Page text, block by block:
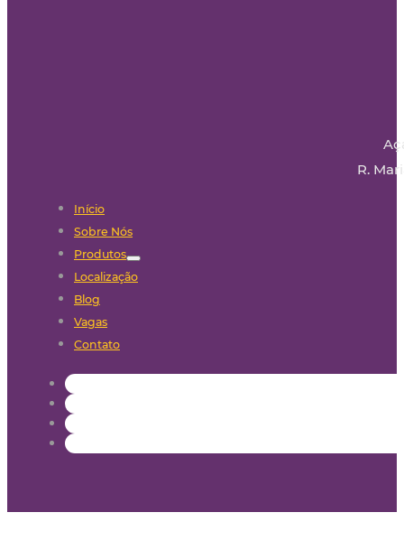
R.
Início
Sobre Nós
Produtos
Localização
Blog
Vagas
Contato